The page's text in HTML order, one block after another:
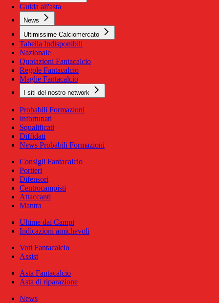
Guida all'asta
News
Ultimissime Calciomercato
Tabella Indisponibili
Nazionale
Quotazioni Fantacalcio
Regole Fantacalcio
Maglie Fantacalcio
I siti del nostro network
Probabili Formazioni
Infortunati
Squalificati
Diffidati
News Probabili Formazioni
Consigli Fantacalcio
Portieri
Difensori
Centrocampisti
Attaccanti
Mantra
Ultime dai Campi
Indicazioni amichevoli
Voti Fantacalcio
Assist
Asta Fantacalcio
Asta di riparazione
News